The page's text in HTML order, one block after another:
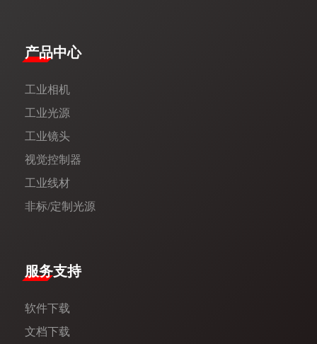
产品中心
工业相机
工业光源
工业镜头
视觉控制器
工业线材
非标/定制光源
服务支持
软件下载
文档下载